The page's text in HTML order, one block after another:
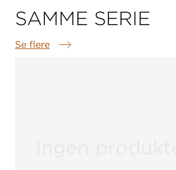
SAMME SERIE
Se flere
Samme serie